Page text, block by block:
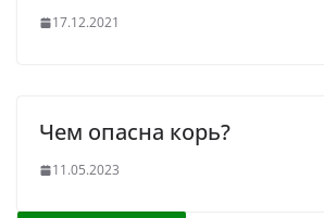
17.12.2021
Чем опасна корь?
11.05.2023